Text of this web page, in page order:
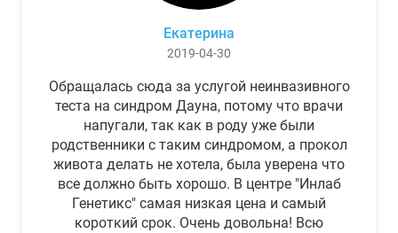
Екатерина
2019-04-30
Обращалась сюда за услугой неинвазивного
теста на синдром Дауна, потому что врачи
напугали, так как в роду уже были
родственники с таким синдромом, а прокол
живота делать не хотела, была уверена что
все должно быть хорошо. В центре "Инлаб
Генетикс" самая низкая цена и самый
короткий срок. Очень довольна! Всю